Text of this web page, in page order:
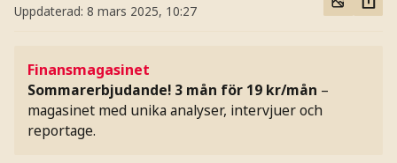
Uppdaterad: 8 mars 2025, 10:27
Finansmagasinet
Sommarerbjudande! 3 mån för 19 kr/mån –
magasinet med unika analyser, intervjuer och
reportage.